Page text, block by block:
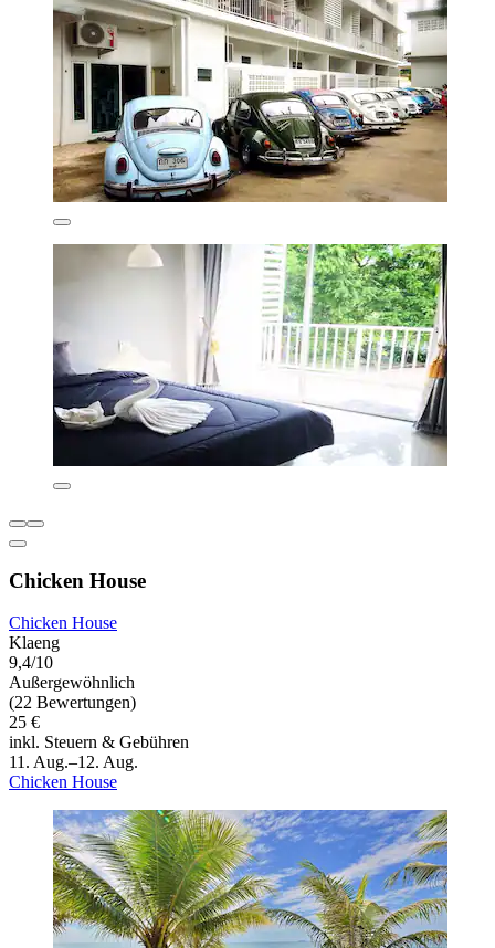
Chicken House
Chicken House
Klaeng
9,4/10
Außergewöhnlich
(22 Bewertungen)
25 €
inkl. Steuern & Gebühren
11. Aug.–12. Aug.
Chicken House